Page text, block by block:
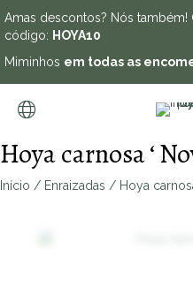
Amas descontos? Nós
código: HOYA10
Miminhos em todas as
Hoya carnosa ‘
Início / Enraizadas / Hoya